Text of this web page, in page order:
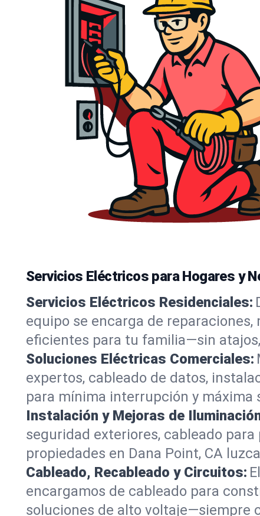
Servicios Eléctricos para Hogares y
Servicios Eléctricos Residenciales:
equipo se encarga de
eficientes para tu familia—sin
Soluciones Eléctricas Comerciales:
expertos, cableado de datos,
para mínima interrupción y máxima
Instalación y Mejoras de
seguridad exteriores, cableado
propiedades en Dana Point, CA
Cableado, Recableado y Circuitos:
encargamos de cableado para
soluciones de alto voltaje—siempre